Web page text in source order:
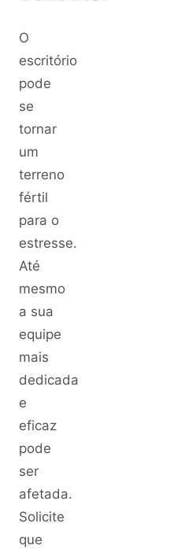
O
escritório
pode
se
tornar
um
terreno
fértil
para o
estresse.
Até
mesmo
a sua
equipe
mais
dedicada
e
eficaz
pode
ser
afetada.
Solicite
que